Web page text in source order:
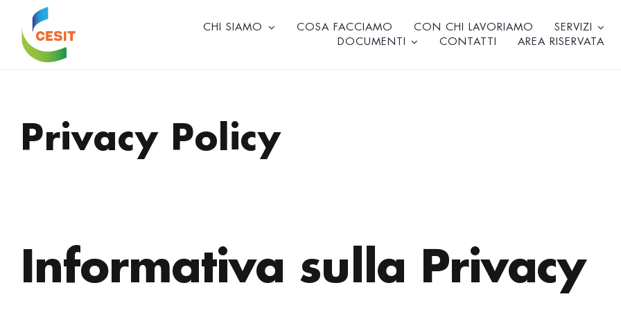
content
CHI SIAMO COSA FACCIAMO CON CHI LAVORIAMO SERVIZI
DOCUMENTI
CONTATTI AREA RISERVATA
Privacy Policy
Informativa sulla Privacy